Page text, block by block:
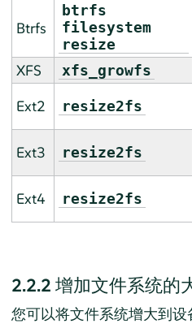
Btrfs
btrfs
filesystem
resize
XFS xfs_growfs
Ext2
resize2fs
Ext3 resize2fs
Ext4 resize2fs
2.2.2 增加文件系统的
您可以将文件系统增大到